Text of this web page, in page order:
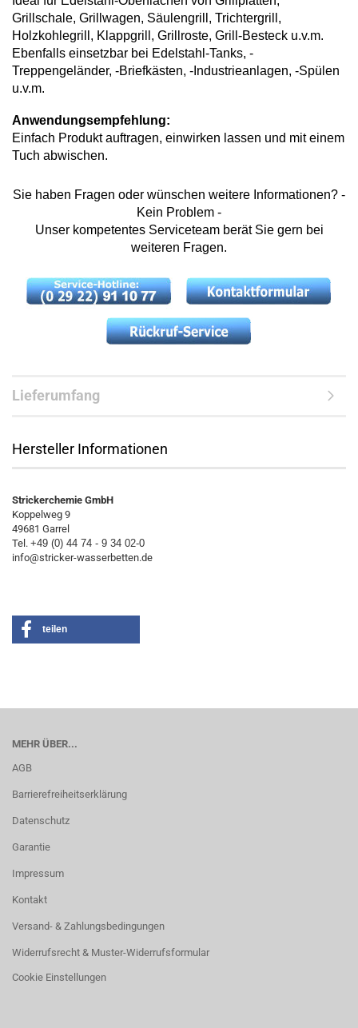
Grillschale, Grillwagen, Säulengrill, Trichtergrill,
Holzkohlegrill, Klappgrill, Grillroste, Grill-Besteck u.v.m.
Ebenfalls einsetzbar bei Edelstahl-Tanks, -
Treppengeländer, -Briefkästen, -Industrieanlagen, -Spülen
u.v.m.
Anwendungsempfehlung:
Einfach Produkt auftragen, einwirken lassen und mit einem
Tuch abwischen.
Sie haben Fragen oder wünschen weitere Informationen? -
Kein Problem -
Unser kompetentes Serviceteam berät Sie gern bei
weiteren Fragen.
Lieferumfang
Hersteller Informationen
Strickerchemie GmbH
Koppelweg 9
49681 Garrel
Tel. +49 (0) 44 74 - 9 34 02-0
info@stricker-wasserbetten.de
teilen
MEHR ÜBER...
AGB
Barrierefreiheitserklärung
Datenschutz
Garantie
Impressum
Kontakt
Versand- & Zahlungsbedingungen
Widerrufsrecht & Muster-Widerrufsformular
Cookie Einstellungen